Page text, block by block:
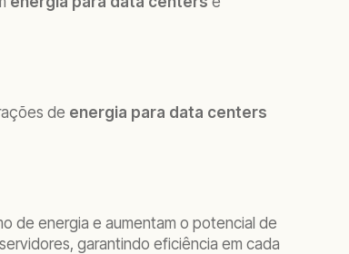
de energia para data centers
de energia e aumentam o potencial de
garantindo eficiência em cada